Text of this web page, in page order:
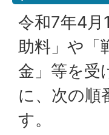
令和7年4月
助料」や「
金」等を受
に、次の順
す。